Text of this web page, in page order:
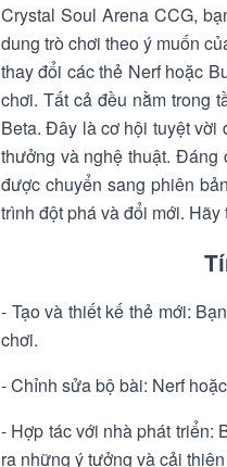
Crystal Soul Arena CCG,
dung trò chơi theo ý muốn
thay đổi các thẻ Nerf hoặc
chơi. Tất cả đều nằm trong
Beta. Đây là cơ hội tuyệt vời
thưởng và nghệ thuật. Đáng
được chuyển sang phiên
trình đột phá và đổi mới.
- Tạo và thiết kế thẻ mới:
chơi.
- Chỉnh sửa bộ bài: Nerf
- Hợp tác với nhà phát triển:
ra những ý tưởng và cải